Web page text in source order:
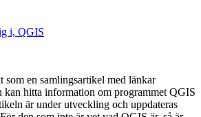
i, QGIS
som en samlingsartikel med länkar
kan hitta information om programmet QGIS
är under utveckling och uppdateras